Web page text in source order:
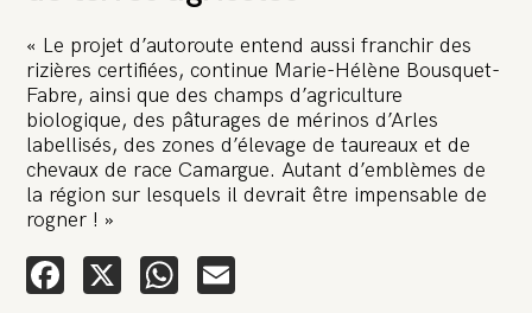
« Le projet d’autoroute entend aussi franchir des
rizières certifiées, continue Marie-Hélène Bousquet-
Fabre, ainsi que des champs d’agriculture
biologique, des pâturages de mérinos d’Arles
labellisés, des zones d’élevage de taureaux et de
chevaux de race Camargue. Autant d’emblèmes de
la région sur lesquels il devrait être impensable de
rogner ! »
Facebook
X WhatsApp
🚨 L’heure est grave. Une
multinationale tente d’anéantir La
Relève et La Peste 🤯
🔥 Le groupe Pierre Fabre, qui pèse 3,2 milliards d’euros, nous
Une procédure bâillon. Notre tort ? Avoir voulu protéger
l’anonymat d’un habitant inquiet pour sa santé. Et aujourd’hui elle